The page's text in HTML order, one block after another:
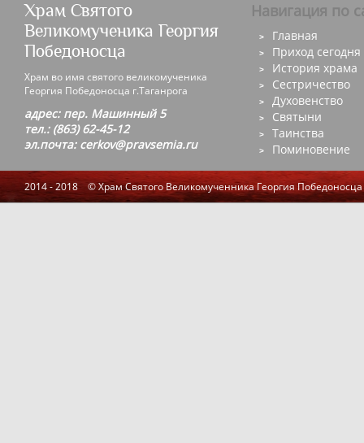
Храм Святого
Великомученика Георгия
Победоносца
Храм во имя святого великомученика
Георгия Победоносца г.Таганрога
адрес: пер. Машинный 5
тел.: (863) 62-45-12
эл.почта: cerkov@pravsemia.ru
Навигация по
Главная
Приход сегодня
История храма
Сестричество
Духовенство
Святыни
Таинства
Поминовение
2014 - 2018 © Храм Святого Великомученника Георгия Победоносца